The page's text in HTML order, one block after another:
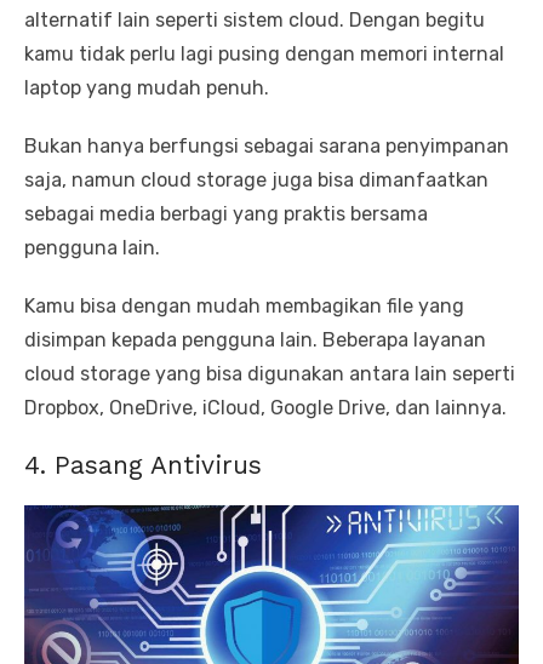
alternatif lain seperti sistem cloud. Dengan begitu
kamu tidak perlu lagi pusing dengan memori internal
laptop yang mudah penuh.
Bukan hanya berfungsi sebagai sarana penyimpanan
saja, namun cloud storage juga bisa dimanfaatkan
sebagai media berbagi yang praktis bersama
pengguna lain.
Kamu bisa dengan mudah membagikan file yang
disimpan kepada pengguna lain. Beberapa layanan
cloud storage yang bisa digunakan antara lain seperti
Dropbox, OneDrive, iCloud, Google Drive, dan lainnya.
4. Pasang Antivirus